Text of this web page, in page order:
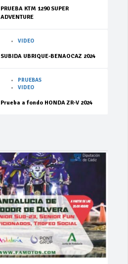
PRUEBA KTM 1290 SUPER
ADVENTURE
VIDEO
SUBIDA UBRIQUE-BENAOCAZ 2024
PRUEBAS
VIDEO
Prueba a fondo HONDA ZR-V 2024